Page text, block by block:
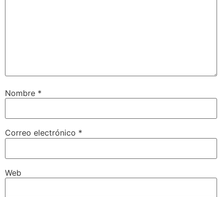
Nombre *
Correo electrónico *
Web